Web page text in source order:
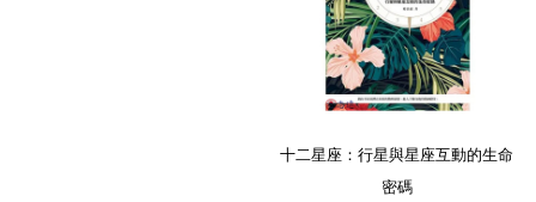
十二星座：行星與星座互動的生命
密碼